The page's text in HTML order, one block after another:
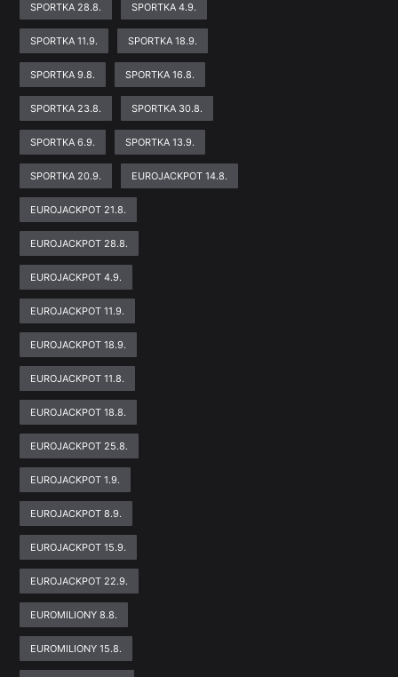
SPORTKA 28.8. SPORTKA 4.9.
SPORTKA 11.9. SPORTKA 18.9.
SPORTKA 9.8. SPORTKA 16.8.
SPORTKA 23.8. SPORTKA 30.8.
SPORTKA 6.9. SPORTKA 13.9.
SPORTKA 20.9. EUROJACKPOT 14.8.
EUROJACKPOT 21.8.
EUROJACKPOT 28.8.
EUROJACKPOT 4.9.
EUROJACKPOT 11.9.
EUROJACKPOT 18.9.
EUROJACKPOT 11.8.
EUROJACKPOT 18.8.
EUROJACKPOT 25.8.
EUROJACKPOT 1.9.
EUROJACKPOT 8.9.
EUROJACKPOT 15.9.
EUROJACKPOT 22.9.
EUROMILIONY 8.8.
EUROMILIONY 15.8.